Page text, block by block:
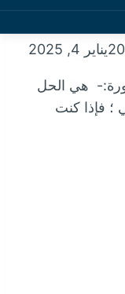
تنورة
يناير 4, 2025
هي الحل
فإذا كنت